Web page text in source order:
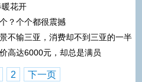
花开
？个个都很震撼
不输三亚，消费却不到三亚的一半
高达6000元，却总是满员
2 下一页